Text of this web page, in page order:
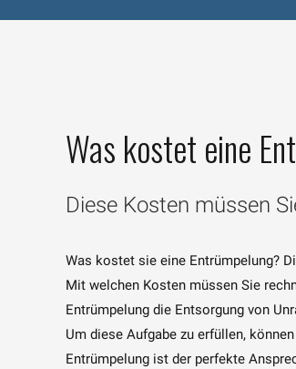
Was kostet eine
Diese Kosten müssen
Was kostet sie eine Entrümpelung?
Mit welchen Kosten müssen Sie
Entrümpelung die Entsorgung von
Um diese Aufgabe zu erfüllen,
Entrümpelung ist der perfekte